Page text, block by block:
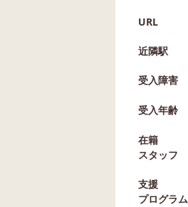
URL
近隣駅
受入障害
受入年齢
在籍
スタッフ
支援
プログラム